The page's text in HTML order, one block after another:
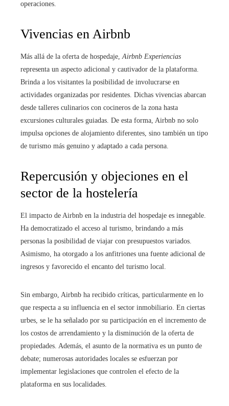
operaciones.
Vivencias en Airbnb
Más allá de la oferta de hospedaje,Airbnb Experiencias
representa un aspecto adicional y cautivador de la plataforma.
Brinda a los visitantes la posibilidad de involucrarse en
actividades organizadas por residentes. Dichas vivencias abarcan
desde talleres culinarios con cocineros de la zona hasta
excursiones culturales guiadas. De esta forma, Airbnb no solo
impulsa opciones de alojamiento diferentes, sino también un tipo
de turismo más genuino y adaptado a cada persona.
Repercusión y objeciones en el
sector de la hostelería
El impacto de Airbnb en la industria del hospedaje es innegable.
Ha democratizado el acceso al turismo, brindando a más
personas la posibilidad de viajar con presupuestos variados.
Asimismo, ha otorgado a los anfitriones una fuente adicional de
ingresos y favorecido el encanto del turismo local.
Sin embargo, Airbnb ha recibido críticas, particularmente en lo
que respecta a su influencia en el sector inmobiliario. En ciertas
urbes, se le ha señalado por su participación en el incremento de
los costos de arrendamiento y la disminución de la oferta de
propiedades. Además, el asunto de la normativa es un punto de
debate; numerosas autoridades locales se esfuerzan por
implementar legislaciones que controlen el efecto de la
plataforma en sus localidades.